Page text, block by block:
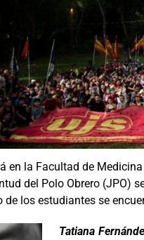
en la Facultad de
del Polo Obrero
los estudiantes se
Tatiana